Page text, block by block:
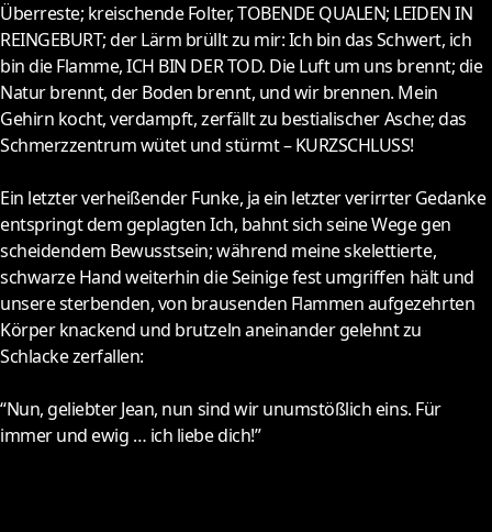
Überreste; kreischende Folter, TOBENDE QUALEN; LEIDEN IN
REINGEBURT; der Lärm brüllt zu mir: Ich bin das Schwert, ich
bin die Flamme, ICH BIN DER TOD. Die Luft um uns brennt; die
Natur brennt, der Boden brennt, und wir brennen. Mein
Gehirn kocht, verdampft, zerfällt zu bestialischer Asche; das
Schmerzzentrum wütet und stürmt – KURZSCHLUSS!
Ein letzter verheißender Funke, ja ein letzter verirrter Gedanke
entspringt dem geplagten Ich, bahnt sich seine Wege gen
scheidendem Bewusstsein; während meine skelettierte,
schwarze Hand weiterhin die Seinige fest umgriffen hält und
unsere sterbenden, von brausenden Flammen aufgezehrten
Körper knackend und brutzeln aneinander gelehnt zu
Schlacke zerfallen:
“Nun, geliebter Jean, nun sind wir unumstößlich eins. Für
immer und ewig … ich liebe dich!”